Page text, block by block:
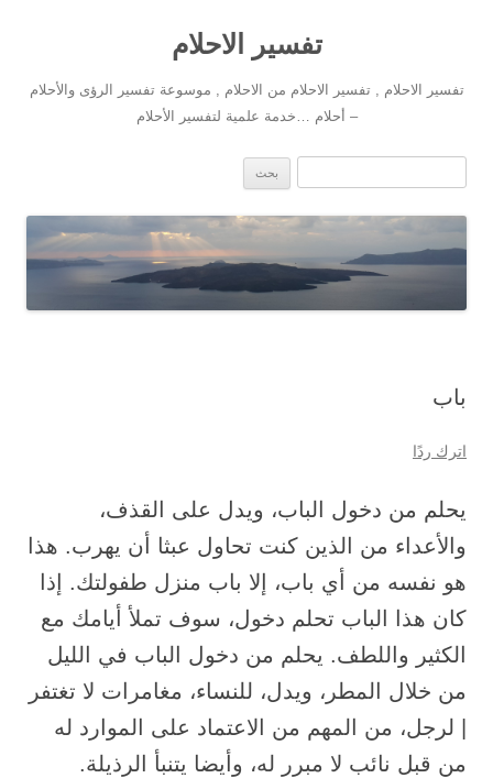
تفسير الاحلام
تفسير الاحلام , تفسير الاحلام من الاحلام , موسوعة تفسير الرؤى والأحلام
– أحلام …خدمة علمية لتفسير الأحلام
انتقل إلى المحتوى
باب
اترك ردًا
يحلم من دخول الباب، ويدل على القذف،
والأعداء من الذين كنت تحاول عبثا أن يهرب. هذا
هو نفسه من أي باب، إلا باب منزل طفولتك. إذا
كان هذا الباب تحلم دخول، سوف تملأ أيامك مع
الكثير واللطف. يحلم من دخول الباب في الليل
من خلال المطر، ويدل، للنساء، مغامرات لا تغتفر
| لرجل، من المهم من الاعتماد على الموارد له
من قبل نائب لا مبرر له، وأيضا يتنبأ الرذيلة.